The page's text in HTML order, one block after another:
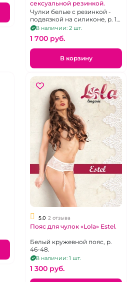
сексуальной резинкой.
Чулки белые с резинкой -
подвязкой на силиконе, р. 1-
2.В наличии: 2 шт.
1 700 pуб.
В корзину
5.0 2 отзыва
Пояс для чулок «Lola» Estel.
Белый кружевной пояс, р.
46-48.
В наличии: 1 шт.
1 300 pуб.